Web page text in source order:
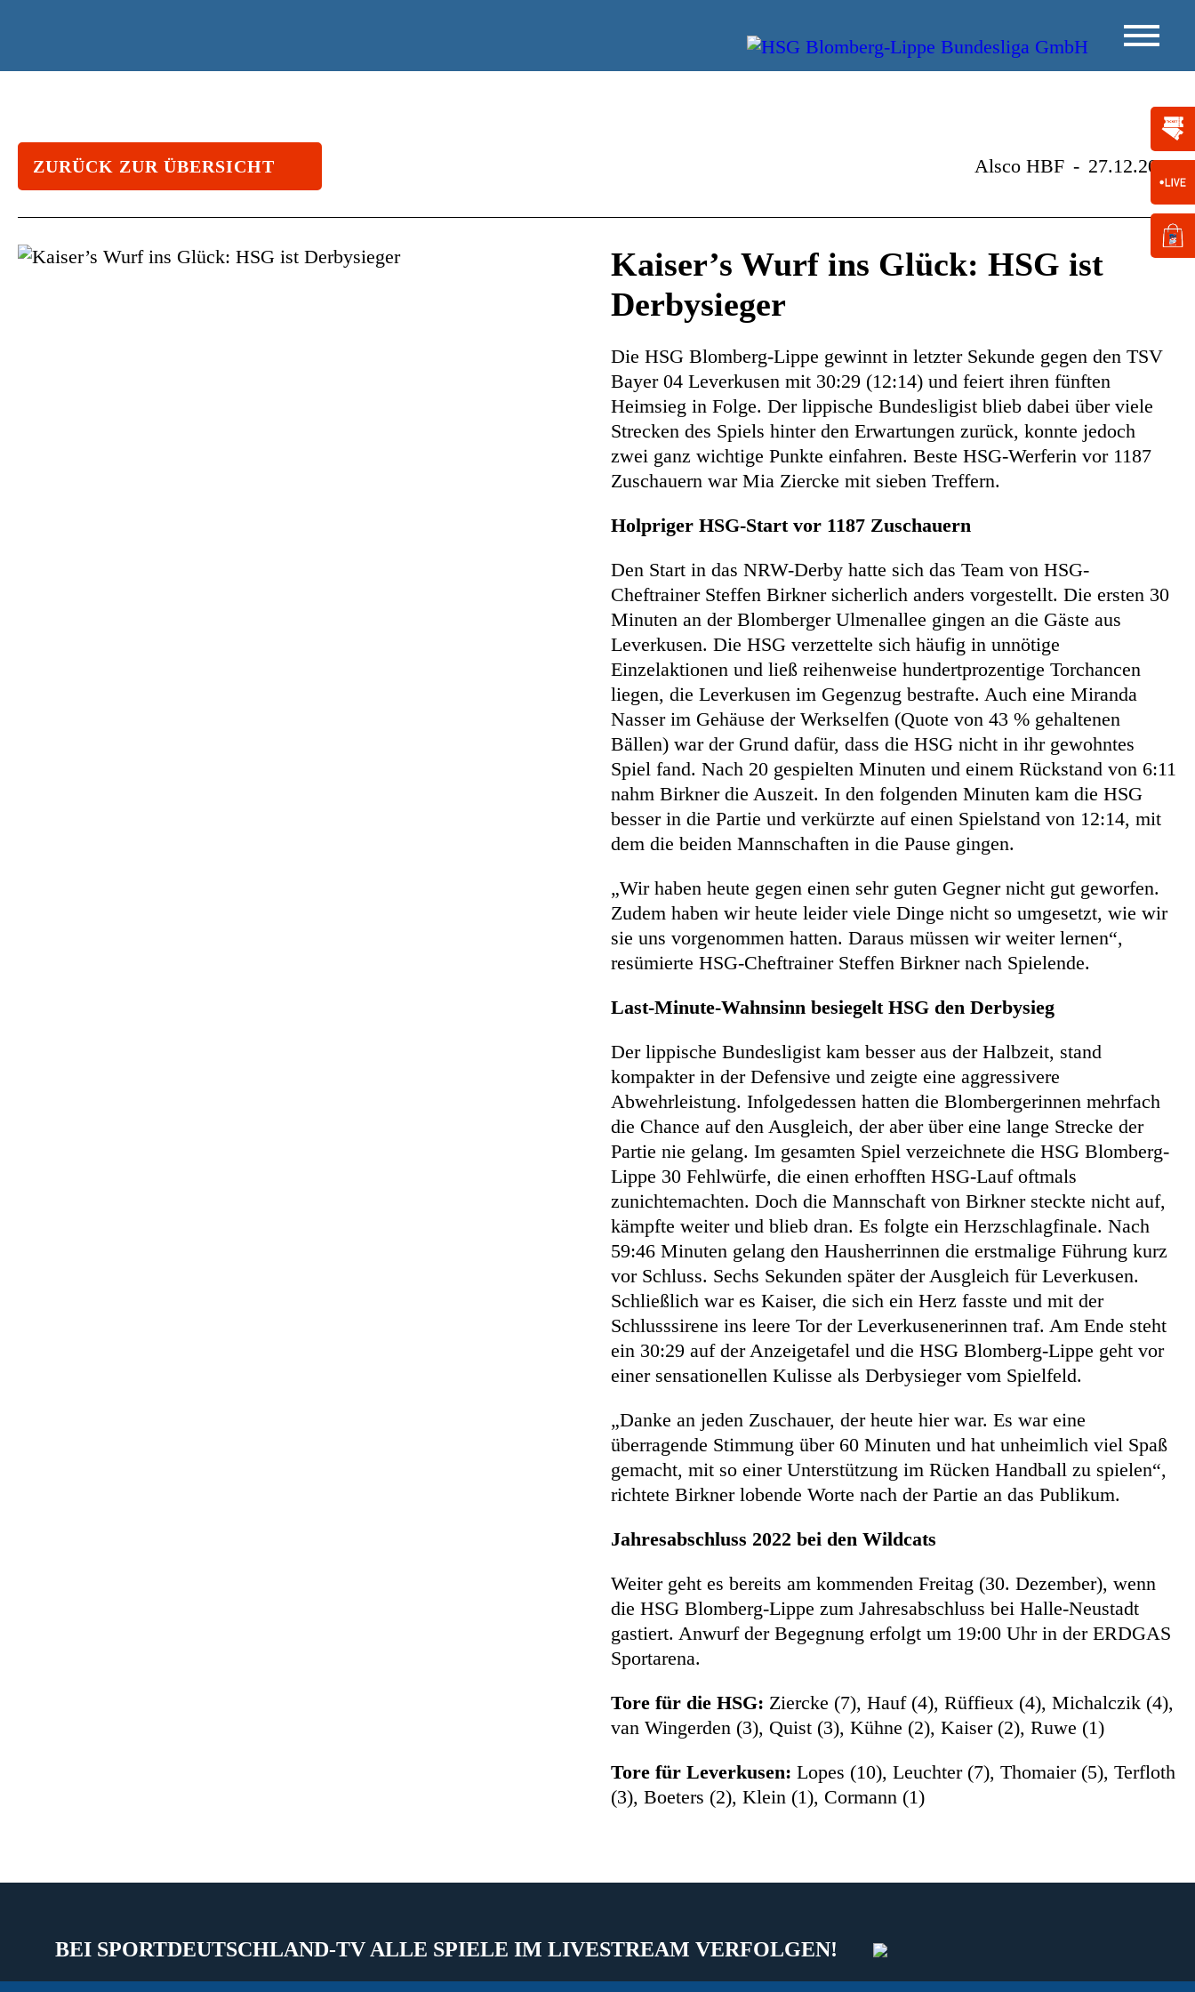
ZURÜCK ZUR ÜBERSICHT Alsco HBF - 27.12.2022
Kaiser’s Wurf ins Glück: HSG ist
Derbysieger
Die HSG Blomberg-Lippe gewinnt in letzter Sekunde gegen den TSV
Bayer 04 Leverkusen mit 30:29 (12:14) und feiert ihren fünften
Heimsieg in Folge. Der lippische Bundesligist blieb dabei über viele
Strecken des Spiels hinter den Erwartungen zurück, konnte jedoch
zwei ganz wichtige Punkte einfahren. Beste HSG-Werferin vor 1187
Zuschauern war Mia Ziercke mit sieben Treffern.
Holpriger HSG-Start vor 1187 Zuschauern
Den Start in das NRW-Derby hatte sich das Team von HSG-
Cheftrainer Steffen Birkner sicherlich anders vorgestellt. Die ersten 30
Minuten an der Blomberger Ulmenallee gingen an die Gäste aus
Leverkusen. Die HSG verzettelte sich häufig in unnötige
Einzelaktionen und ließ reihenweise hundertprozentige Torchancen
liegen, die Leverkusen im Gegenzug bestrafte. Auch eine Miranda
Nasser im Gehäuse der Werkselfen (Quote von 43 % gehaltenen
Bällen) war der Grund dafür, dass die HSG nicht in ihr gewohntes
Spiel fand. Nach 20 gespielten Minuten und einem Rückstand von 6:11
nahm Birkner die Auszeit. In den folgenden Minuten kam die HSG
besser in die Partie und verkürzte auf einen Spielstand von 12:14, mit
dem die beiden Mannschaften in die Pause gingen.
„Wir haben heute gegen einen sehr guten Gegner nicht gut geworfen.
Zudem haben wir heute leider viele Dinge nicht so umgesetzt, wie wir
sie uns vorgenommen hatten. Daraus müssen wir weiter lernen“,
resümierte HSG-Cheftrainer Steffen Birkner nach Spielende.
Last-Minute-Wahnsinn besiegelt HSG den Derbysieg
Der lippische Bundesligist kam besser aus der Halbzeit, stand
kompakter in der Defensive und zeigte eine aggressivere
Abwehrleistung. Infolgedessen hatten die Blombergerinnen mehrfach
die Chance auf den Ausgleich, der aber über eine lange Strecke der
Partie nie gelang. Im gesamten Spiel verzeichnete die HSG Blomberg-
Lippe 30 Fehlwürfe, die einen erhofften HSG-Lauf oftmals
zunichtemachten. Doch die Mannschaft von Birkner steckte nicht auf,
kämpfte weiter und blieb dran. Es folgte ein Herzschlagfinale. Nach
59:46 Minuten gelang den Hausherrinnen die erstmalige Führung kurz
vor Schluss. Sechs Sekunden später der Ausgleich für Leverkusen.
Schließlich war es Kaiser, die sich ein Herz fasste und mit der
Schlusssirene ins leere Tor der Leverkusenerinnen traf. Am Ende steht
ein 30:29 auf der Anzeigetafel und die HSG Blomberg-Lippe geht vor
einer sensationellen Kulisse als Derbysieger vom Spielfeld.
„Danke an jeden Zuschauer, der heute hier war. Es war eine
überragende Stimmung über 60 Minuten und hat unheimlich viel Spaß
gemacht, mit so einer Unterstützung im Rücken Handball zu spielen“,
richtete Birkner lobende Worte nach der Partie an das Publikum.
Jahresabschluss 2022 bei den Wildcats
Weiter geht es bereits am kommenden Freitag (30. Dezember), wenn
die HSG Blomberg-Lippe zum Jahresabschluss bei Halle-Neustadt
gastiert. Anwurf der Begegnung erfolgt um 19:00 Uhr in der ERDGAS
Sportarena.
Tore für die HSG: Ziercke (7), Hauf (4), Rüffieux (4), Michalczik (4),
van Wingerden (3), Quist (3), Kühne (2), Kaiser (2), Ruwe (1)
Tore für Leverkusen: Lopes (10), Leuchter (7), Thomaier (5), Terfloth
(3), Boeters (2), Klein (1), Cormann (1)
BEI SPORTDEUTSCHLAND-TV ALLE SPIELE IM LIVESTREAM VERFOLGEN!